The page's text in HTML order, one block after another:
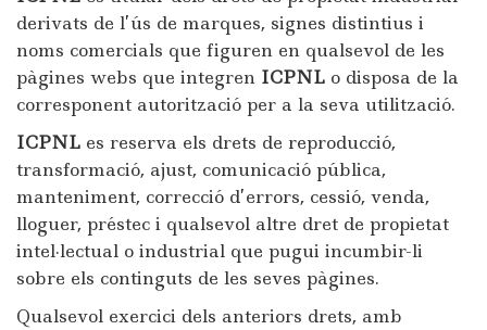
derivats de l’ús de marques, signes distintius i
noms comercials que figuren en qualsevol de les
pàgines webs que integren ICPNL o disposa de la
corresponent autorització per a la seva utilització.
ICPNL es reserva els drets de reproducció,
transformació, ajust, comunicació pública,
manteniment, correcció d’errors, cessió, venda,
lloguer, préstec i qualsevol altre dret de propietat
intel·lectual o industrial que pugui incumbir-li
sobre els continguts de les seves pàgines.
Qualsevol exercici dels anteriors drets, amb